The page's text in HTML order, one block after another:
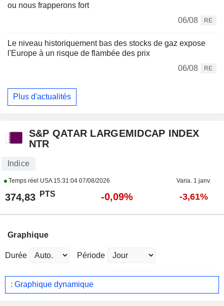
ou nous frapperons fort
06/08
RE
Le niveau historiquement bas des stocks de gaz expose
l'Europe à un risque de flambée des prix
06/08
RE
Plus d'actualités
S&P QATAR LARGEMIDCAP INDEX
NTR
Indice
Temps réel USA 15:31:04 07/08/2026 Varia. 1 janv.
374,83 PTS -0,09% -3,61%
Graphique
Durée Période
: Graphique dynamique